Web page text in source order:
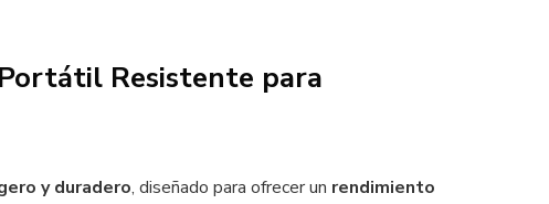
Resistente para
y duradero, diseñado para ofrecer un rendimiento